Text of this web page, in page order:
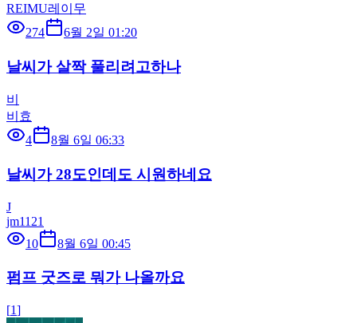
REIMU레이무
274
6월 2일 01:20
날씨가 살짝 풀리려고하나
비
비효
4
8월 6일 06:33
날씨가 28도인데도 시원하네요
J
jm1121
10
8월 6일 00:45
펌프 굿즈로 뭐가 나올까요
[1]